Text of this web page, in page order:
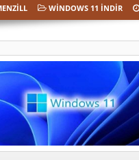
WINDOWS 11 İNDIR